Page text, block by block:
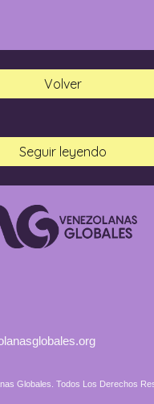
Volver
Seguir leyendo
Globales . Todos Los Derechos